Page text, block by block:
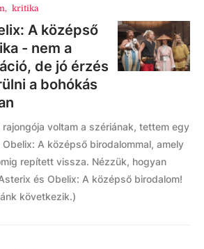
, kritika
A középső
- nem a
de jó érzés
a bohókás
voltam a szériának, tettem egy
A középső birodalommal, amely
repített vissza. Nézzük, hogyan
és Obelix: A középső birodalom!
következik.)